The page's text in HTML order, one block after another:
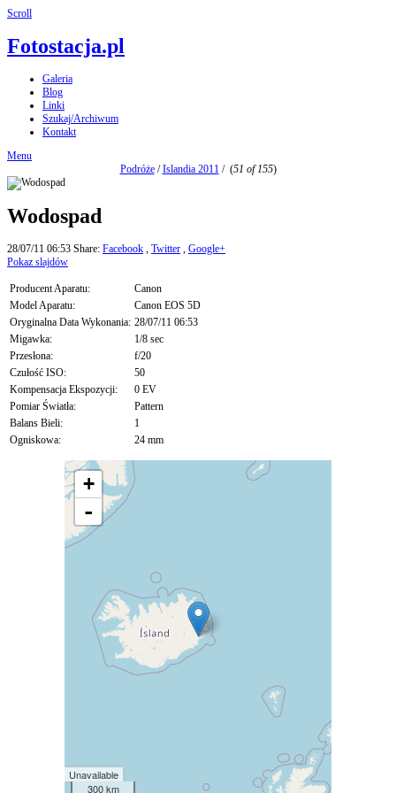
Scroll
Fotostacja.pl
Galeria
Blog
Linki
Szukaj/Archiwum
Kontakt
Menu
Podróże/Islandia 2011/ (51 of 155)
Wodospad
28/07/11 06:53 Share: Facebook , Twitter , Google+
Pokaz slajdów
Producent Aparatu:
Canon
Model Aparatu:
Canon EOS 5D
Oryginalna Data Wykonania: 28/07/11 06:53
Migawka:
1/8 sec
Przesłona:
f/20
Czułość ISO:
50
Kompensacja Ekspozycji:
0 EV
Pomiar Światła:
Pattern
Balans Bieli:
1
Ogniskowa:
24 mm
+
-
Unavailable
300 km